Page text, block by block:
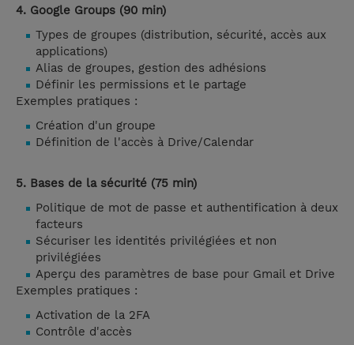
4. Google Groups (90 min)
Types de groupes (distribution, sécurité, accès aux
applications)
Alias de groupes, gestion des adhésions
Définir les permissions et le partage
Exemples pratiques :
Création d'un groupe
Définition de l'accès à Drive/Calendar
5. Bases de la sécurité (75 min)
Politique de mot de passe et authentification à deux
facteurs
Sécuriser les identités privilégiées et non
privilégiées
Aperçu des paramètres de base pour Gmail et Drive
Exemples pratiques :
Activation de la 2FA
Contrôle d'accès